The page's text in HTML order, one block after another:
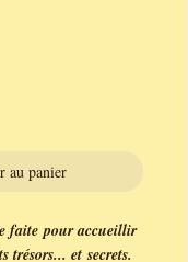
au panier
faite pour accueillir
trésors... et secrets.